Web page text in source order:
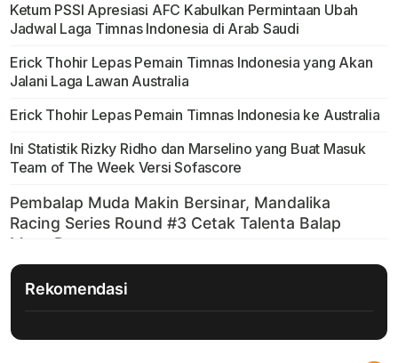
Ketum PSSI Apresiasi AFC Kabulkan Permintaan Ubah
Jadwal Laga Timnas Indonesia di Arab Saudi
Erick Thohir Lepas Pemain Timnas Indonesia yang Akan
Jalani Laga Lawan Australia
Erick Thohir Lepas Pemain Timnas Indonesia ke Australia
Ini Statistik Rizky Ridho dan Marselino yang Buat Masuk
Team of The Week Versi Sofascore
Rekomendasi